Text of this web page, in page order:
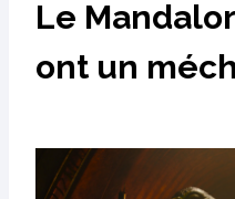
Le
ont un